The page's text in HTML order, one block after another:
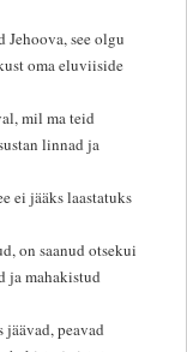
Jehoova, see olgu
oma eluviiside
mil ma teid
linnad ja
ei jääks laastatuks
on saanud otsekui
ja mahakistud
jäävad, peavad